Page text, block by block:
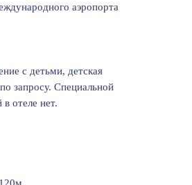
аэропорта
с детьми, детская
запросу. Специальной
отеле нет.